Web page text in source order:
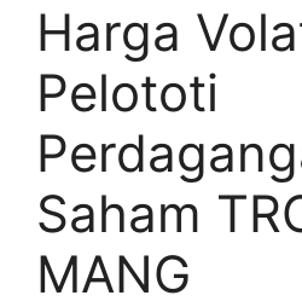
Harga
Pelototi
Saham
MANG